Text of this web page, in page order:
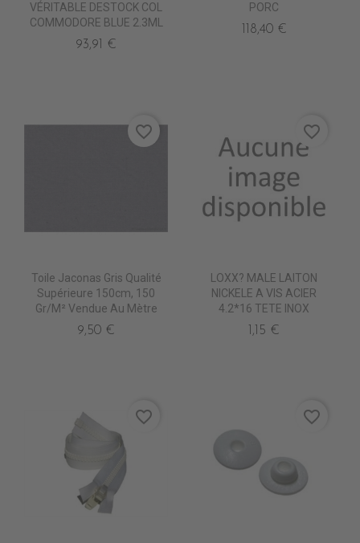
VÉRITABLE DESTOCK COL
COMMODORE BLUE 2.3ML
93,91 €
PORC
118,40 €
Toile Jaconas Gris Qualité
Supérieure 150cm, 150
Gr/m² Vendue Au Mètre
9,50 €
favorite_border
LOXX? MALE LAITON
NICKELE A VIS ACIER
4.2*16 TETE INOX
1,15 €
favorite_border
favorite_border favorite_border